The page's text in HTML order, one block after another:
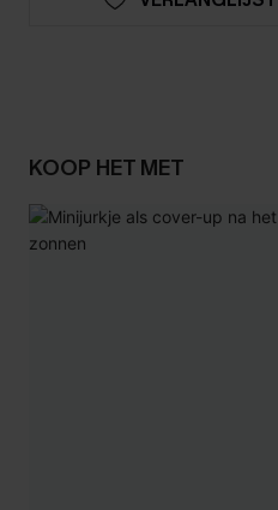
KOOP HET MET